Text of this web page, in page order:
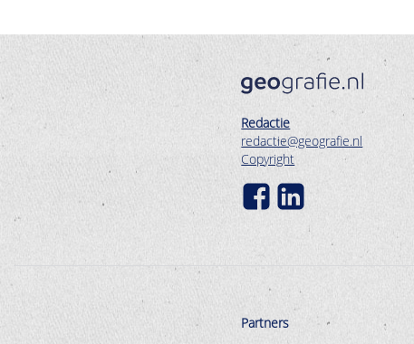
Redactie
redactie@geografie.nl
Copyright
Partners